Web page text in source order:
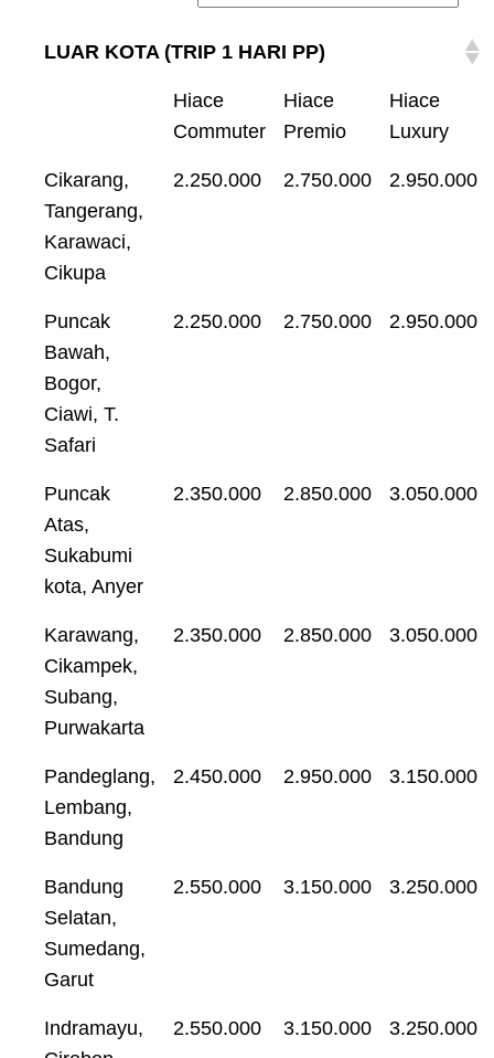
LUAR KOTA (TRIP 1 HARI PP)
Hiace
Commuter
Hiace
Premio
Hiace
Luxury
Cikarang,
Tangerang,
Karawaci,
Cikupa
2.250.000 2.750.000 2.950.000
Puncak
Bawah,
Bogor,
Ciawi, T.
Safari
2.250.000 2.750.000 2.950.000
Puncak
Atas,
Sukabumi
kota, Anyer
2.350.000 2.850.000 3.050.000
Karawang,
Cikampek,
Subang,
Purwakarta
2.350.000 2.850.000 3.050.000
Pandeglang,
Lembang,
Bandung
2.450.000 2.950.000 3.150.000
Bandung
Selatan,
Sumedang,
Garut
2.550.000 3.150.000 3.250.000
Indramayu,
2.550.000 3.150.000 3.250.000